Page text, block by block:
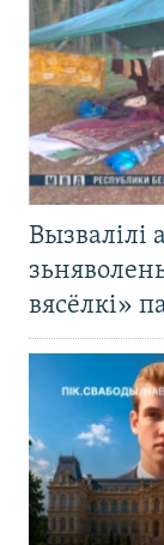
Вызвалілі
вясёлкі»